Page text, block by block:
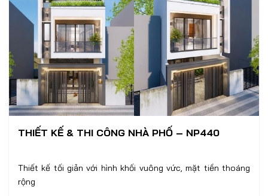
THIẾT KẾ & THI CÔNG NHÀ PHỐ – NP440
Thiết kế tối giản với hình khối vuông vức, mặt tiền thoáng
rộng